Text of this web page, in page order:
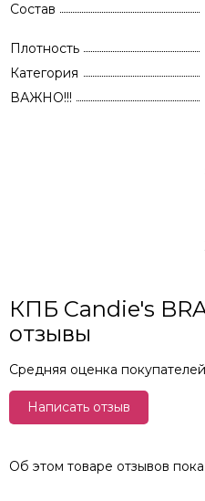
Состав
Плотность
Категория
ВАЖНО!!!
КПБ Candie's
отзывы
Средняя оценка
Написать отзыв
Об этом товаре отзывов